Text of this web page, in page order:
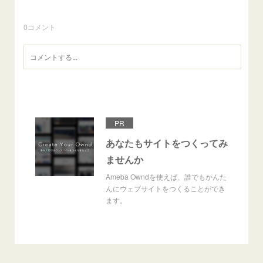
0コメント
PR
あなたもサイトをつくってみ
ませんか
Ameba Owndを使えば、誰でもかんた
んにウェブサイトをつくることができ
ます。